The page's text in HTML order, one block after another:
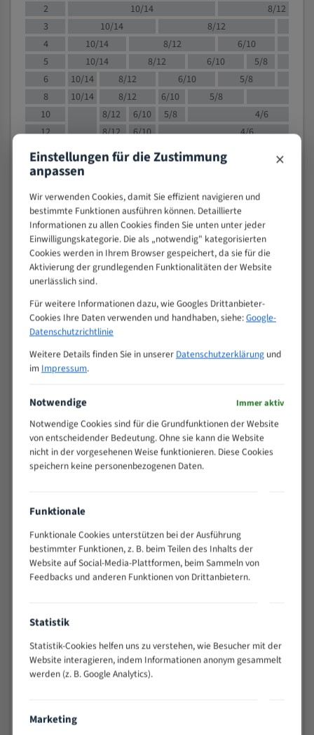
2
10/14
8/12
3
10/14 8/12
4
10/14 8/12 6/10
5
10/14 8/12 6/10
5/8
6
10/14 8/12 6/10
5/8
8
10/14 8/12 6/10 5/8
10
8/12 6/10 5/8
4/6
12
8/12 6/10
4/6
8/12 6/10
20
50
4/5
80
> 100
VOLLMATERIAL
Zoll (ZpZ))
>
25
10/14
15 - 40
8/12
25 - 50
50 - 120
80 - 180
3/4
130 -
350
2/3
150 -
600
> 500
0,75/1,25
Vorteile:
Vielseitiges Bandsägeblatt für verschiedenste
Widerstandsfähig gegen Zahnbruch auch bei
wechselnde Verbindungslängen)
Sehr geringe Vibration
Technische Beschreibung:
Einstellungen für die Zustimmung
anpassen ×
Wir verwenden Cookies, damit Sie effizient navigieren und
bestimmte Funktionen ausführen können. Detaillierte
Informationen zu allen Cookies finden Sie unten unter jeder
Einwilligungskategorie. Die als „notwendig" kategorisierten
Cookies werden in Ihrem Browser gespeichert, da sie für die
Aktivierung der grundlegenden Funktionalitäten der Website
unerlässlich sind.
Für weitere Informationen dazu, wie Googles Drittanbieter-
Cookies Ihre Daten verwenden und handhaben, siehe:Google-
Datenschutzrichtlinie
Weitere Details finden Sie in unserer Datenschutzerklärungund
im Impressum.
Notwendige Immer aktiv
Notwendige Cookies sind für die Grundfunktionen der Website
von entscheidender Bedeutung. Ohne sie kann die Website
nicht in der vorgesehenen Weise funktionieren. Diese Cookies
speichern keine personenbezogenen Daten.
Funktionale
Funktionale Cookies unterstützen bei der Ausführung
bestimmter Funktionen, z. B. beim Teilen des Inhalts der
Website auf Social-Media-Plattformen, beim Sammeln von
Feedbacks und anderen Funktionen von Drittanbietern.
Statistik
Statistik-Cookies helfen uns zu verstehen, wie Besucher mit der
Website interagieren, indem Informationen anonym gesammelt
werden (z. B. Google Analytics).
Marketing